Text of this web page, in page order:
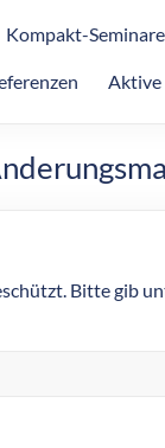
Kompakt-Seminare
Aktive
Bitte gib